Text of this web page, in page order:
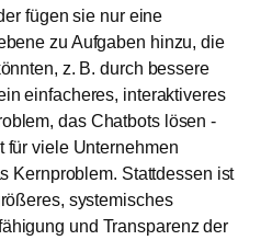
fügen sie nur eine
zu Aufgaben hinzu, die
z. B. durch bessere
einfacheres, interaktiveres
das Chatbots lösen -
für viele Unternehmen
Kernproblem. Stattdessen ist
systemisches
und Transparenz der